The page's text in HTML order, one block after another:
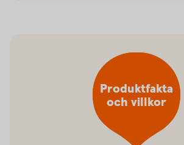
Produktfakta
och villkor